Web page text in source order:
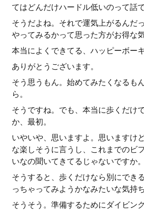
てはどんだけハードル低いのって話で
そうだよね。それで運気上がるんだ
やってみるかって思った方がお得な気
本当によくできてる、ハッピーボーキ
ありがとうございます。
そう思うもん。始めてみたくなるも
ら。
そうですね。でも、本当に歩くだけ
か、最初。
いやいや、思いますよ。思いますけ
な楽しそうに言うし、これまでのビ
いなの聞いてきてるじゃないですか。
そうすると、歩くだけなら別にでき
っちゃってみようかなみたいな気持
そうそう。準備するためにダイビン